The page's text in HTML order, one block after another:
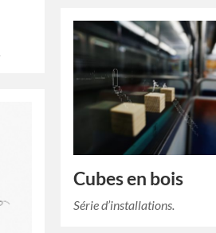
Cubes en bois
Série d’installations.